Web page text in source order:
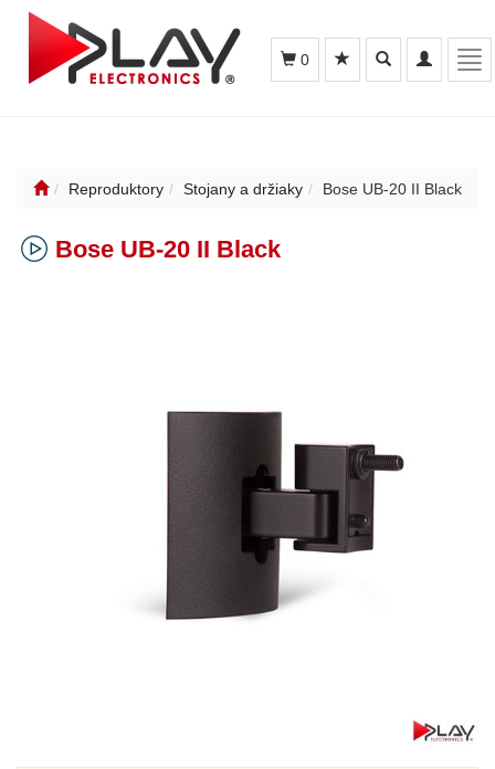
Toggle
navigation
Toggle
search
0
Reproduktory Stojany a držiaky Bose UB-20 II Black
Bose UB-20 II Black